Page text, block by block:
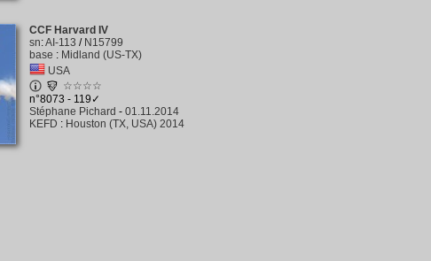
CCF Harvard IV
sn:AI-113 / N15799
base : Midland (US-TX)
USA
☆☆☆☆
n°8073 - 119✓
Stéphane Pichard - 01.11.2014
KEFD : Houston (TX, USA) 2014